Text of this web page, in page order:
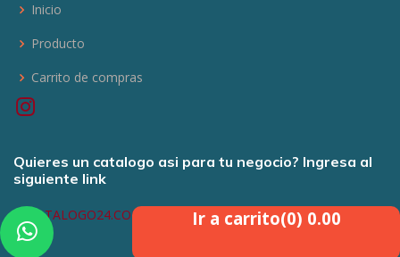
Inicio
Producto
Carrito de compras
Quieres un catalogo asi para tu negocio? Ingresa al
siguiente link
MICATALOGO24.COM Ir a carrito(0) 0.00